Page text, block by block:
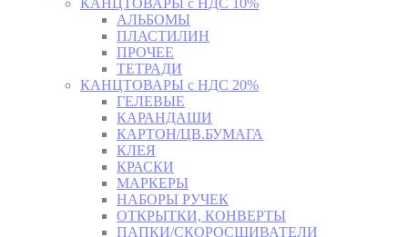
КАНЦТОВАРЫ с НДС 10%
АЛЬБОМЫ
ПЛАСТИЛИН
ПРОЧЕЕ
ТЕТРАДИ
КАНЦТОВАРЫ с НДС 20%
ГЕЛЕВЫЕ
КАРАНДАШИ
КАРТОН/ЦВ.БУМАГА
КЛЕЯ
КРАСКИ
МАРКЕРЫ
НАБОРЫ РУЧЕК
ОТКРЫТКИ, КОНВЕРТЫ
ПАПКИ/СКОРОСШИВАТЕЛИ